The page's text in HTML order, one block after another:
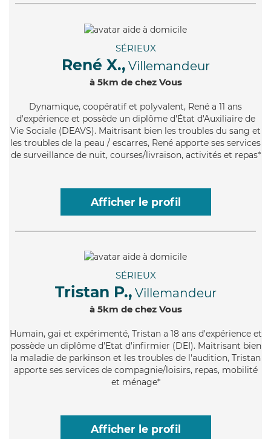
SÉRIEUX
René X., Villemandeur
à 5km de chez Vous
Dynamique, coopératif et polyvalent, René a 11 ans
d'expérience et possède un diplôme d'État d'Auxiliaire de
Vie Sociale (DEAVS). Maitrisant bien les troubles du sang et
les troubles de la peau / escarres, René apporte ses services
de surveillance de nuit, courses/livraison, activités et repas*
Afficher le profil
SÉRIEUX
Tristan P., Villemandeur
à 5km de chez Vous
Humain, gai et expérimenté, Tristan a 18 ans d'expérience et
possède un diplôme d'Etat d'infirmier (DEI). Maitrisant bien
la maladie de parkinson et les troubles de l'audition, Tristan
apporte ses services de compagnie/loisirs, repas, mobilité
et ménage*
Afficher le profil